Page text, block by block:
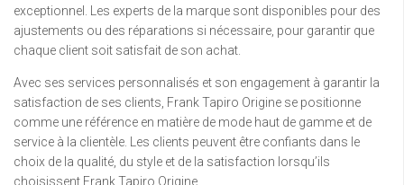
exceptionnel. Les experts de la marque sont disponibles pour des
ajustements ou des réparations si nécessaire, pour garantir que
chaque client soit satisfait de son achat.
Avec ses services personnalisés et son engagement à garantir la
satisfaction de ses clients, Frank Tapiro Origine se positionne
comme une référence en matière de mode haut de gamme et de
service à la clientèle. Les clients peuvent être confiants dans le
choix de la qualité, du style et de la satisfaction lorsqu’ils
choisissent Frank Tapiro Origine.